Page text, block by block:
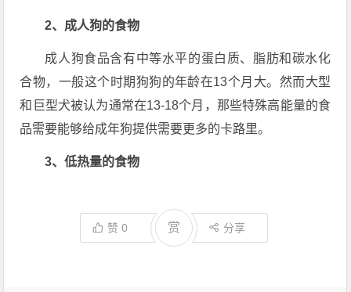
2、成人狗的食物
成人狗食品含有中等水平的蛋白质、脂肪和碳水化
合物，一般这个时期狗狗的年龄在13个月大。然而大型
和巨型犬被认为通常在13-18个月，那些特殊高能量的食
品需要能够给成年狗提供需要更多的卡路里。
3、低热量的食物
赞0 赏 分享